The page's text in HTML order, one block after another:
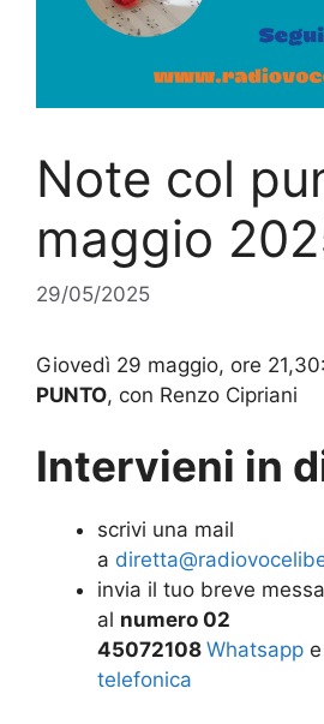
Note col
maggio
29/05/2025
Giovedì 29 maggio, ore 21,30:
PUNTO, con Renzo Cipriani
Intervieni in
scrivi una mail
a
invia il tuo breve
al numero 02
45072108 Whatsapp e
telefonica